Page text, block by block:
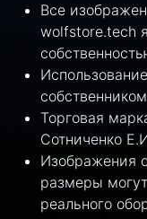
Все
wolfstore.tech
Торговая
Сотниченко
Изображения
размеры
реального